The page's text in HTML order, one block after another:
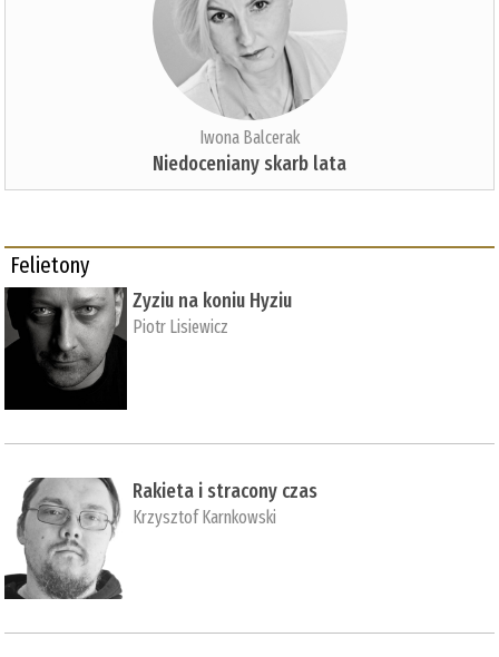
Iwona Balcerak
Niedoceniany skarb lata
Felietony
Zyziu na koniu Hyziu
Piotr Lisiewicz
Rakieta i stracony czas
Krzysztof Karnkowski